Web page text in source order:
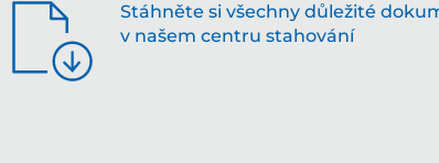
Technologie, která hýbe světem – pojďte
Stáhněte si všechny důležité
v našem centru stahování